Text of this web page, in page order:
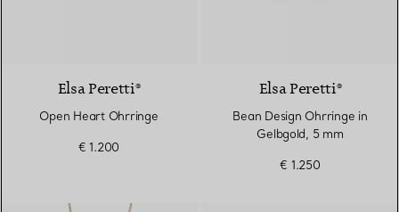
Elsa Peretti®
Open Heart Ohrringe
€ 1.200
Elsa Peretti®
Bean Design Ohrringe in
Gelbgold, 5 mm
€ 1.250